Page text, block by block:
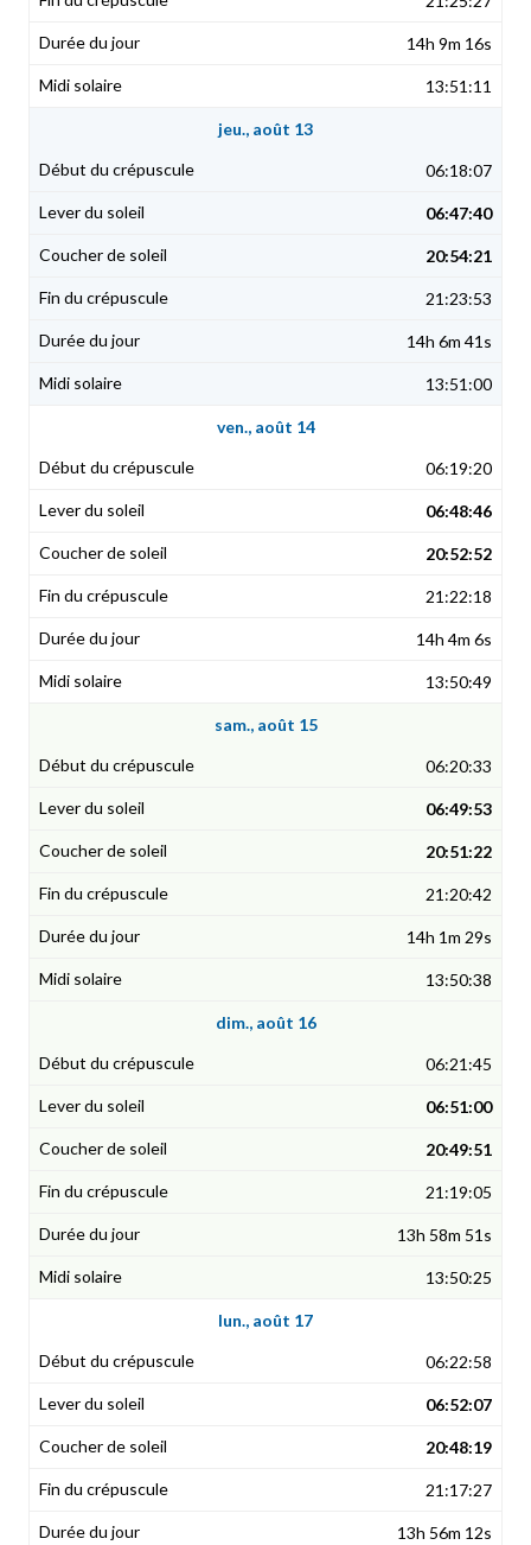
14h 9m 16s
13:51:11
jeu., août 13
06:18:07
06:47:40
20:54:21
21:23:53
14h 6m 41s
13:51:00
ven., août 14
06:19:20
06:48:46
20:52:52
21:22:18
14h 4m 6s
13:50:49
sam., août 15
06:20:33
06:49:53
20:51:22
21:20:42
14h 1m 29s
13:50:38
dim., août 16
06:21:45
06:51:00
20:49:51
21:19:05
13h 58m 51s
13:50:25
lun., août 17
06:22:58
06:52:07
20:48:19
21:17:27
13h 56m 12s